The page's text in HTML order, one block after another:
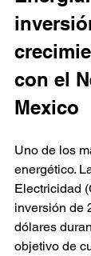
con el
Mexico
Uno de los
energético.
Electricidad
inversión de
dólares
objetivo de